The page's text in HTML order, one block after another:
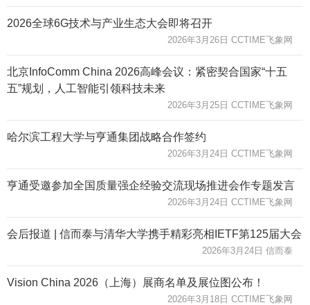
2026全球6G技术与产业生态大会即将召开
2026年3月26日 CCTIME飞象网
北京InfoComm China 2026高峰会议：紧密契合国家“十五
五”规划，人工智能引领科技未来
2026年3月25日 CCTIME飞象网
哈尔滨工程大学与亨通集团战略合作签约
2026年3月24日 CCTIME飞象网
亨通受邀参加全国质量强企经验交流现场推进会作专题发言
2026年3月24日 CCTIME飞象网
会后报道 | 信而泰与清华大学携手精彩亮相IETF第125届大会
2026年3月24日 信而泰
Vision China 2026（上海）展商名单及展位图公布！
2026年3月18日 CCTIME飞象网